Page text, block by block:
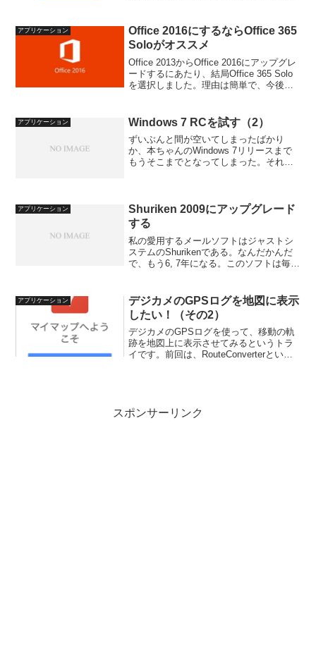
前は...
アプリケーション
Office 2016にするならOffice 365
Soloがオススメ
Office 2013からOffice 2016にアップグレ
ードするにあたり、結局Office 365 Solo
を選択しました。理由は簡単で、今後も
です。もしアップグレ...
アプリケーション Windows 7 RCを試す（2）
ずいぶんと間が空いてしまったばかり
か、本ちゃんのWindows 7リリースまで
もうそこまでとなってしまった。それで
スクトップ画...
アプリケーション
Shuriken 2009にアップグレード
する
私の愛用するメールソフトはジャストシ
ステムのShurikenである。なんだかんだ
で、もう6, 7年になる。このソフトは毎年
Suiteに同梱されているものを使ってい...
アプリケーション
デジカメのGPSログを地図に表示
したい！（その2）
デジカメのGPSログを使って、移動の軌
跡を地図上に表示させてみるというトラ
イです。前回は、RouteConverterという
スポンサーリンク